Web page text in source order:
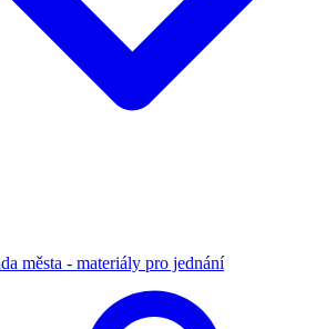
města - materiály pro jednání